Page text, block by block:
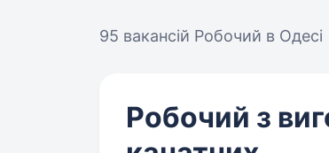
95 вакансій Робочий в Одесі
Робочий з